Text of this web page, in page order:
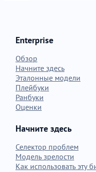
Enterprise
Обзор
Начните здесь
Эталонные модели
Плейбуки
Ранбуки
Оценки
Начните здесь
Селектор проблем
Модель зрелости
Как использовать эту